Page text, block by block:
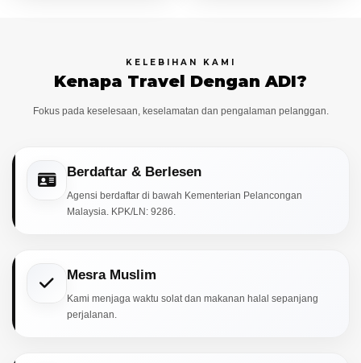
KELEBIHAN KAMI
Kenapa Travel Dengan ADI?
Fokus pada keselesaan, keselamatan dan pengalaman pelanggan.
Berdaftar & Berlesen
Agensi berdaftar di bawah Kementerian Pelancongan
Malaysia. KPK/LN: 9286.
Mesra Muslim
Kami menjaga waktu solat dan makanan halal sepanjang
perjalanan.